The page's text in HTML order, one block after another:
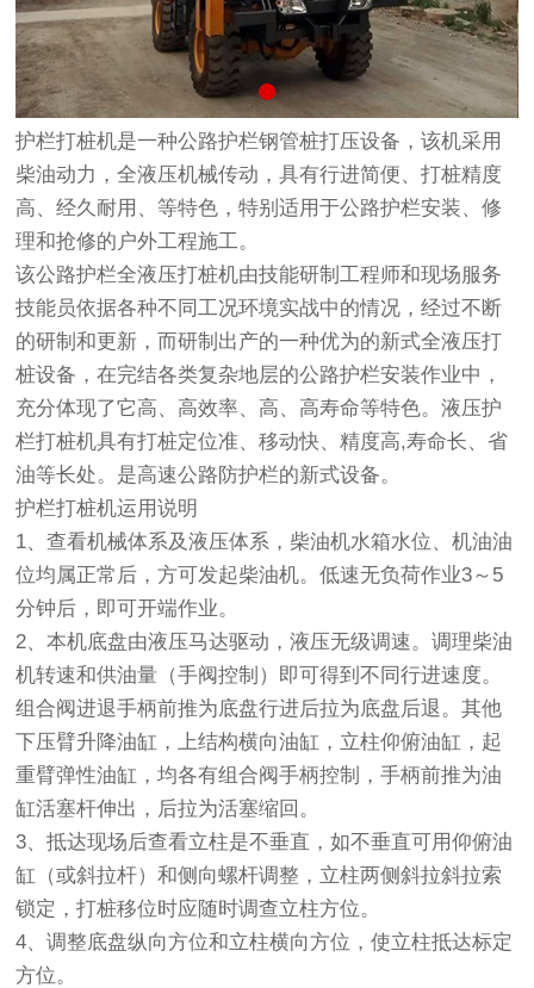
护栏打桩机是一种公路护栏钢管桩打压设备，该机采用
柴油动力，全液压机械传动，具有行进简便、打桩精度
高、经久耐用、等特色，特别适用于公路护栏安装、修
理和抢修的户外工程施工。
该公路护栏全液压打桩机由技能研制工程师和现场服务
技能员依据各种不同工况环境实战中的情况，经过不断
的研制和更新，而研制出产的一种优为的新式全液压打
桩设备，在完结各类复杂地层的公路护栏安装作业中，
充分体现了它高、高效率、高、高寿命等特色。液压护
栏打桩机具有打桩定位准、移动快、精度高,寿命长、省
油等长处。是高速公路防护栏的新式设备。
护栏打桩机运用说明
1、查看机械体系及液压体系，柴油机水箱水位、机油油
位均属正常后，方可发起柴油机。低速无负荷作业3～5
分钟后，即可开端作业。
2、本机底盘由液压马达驱动，液压无级调速。调理柴油
机转速和供油量（手阀控制）即可得到不同行进速度。
组合阀进退手柄前推为底盘行进后拉为底盘后退。其他
下压臂升降油缸，上结构横向油缸，立柱仰俯油缸，起
重臂弹性油缸，均各有组合阀手柄控制，手柄前推为油
缸活塞杆伸出，后拉为活塞缩回。
3、抵达现场后查看立柱是不垂直，如不垂直可用仰俯油
缸（或斜拉杆）和侧向螺杆调整，立柱两侧斜拉斜拉索
锁定，打桩移位时应随时调查立柱方位。
4、调整底盘纵向方位和立柱横向方位，使立柱抵达标定
方位。